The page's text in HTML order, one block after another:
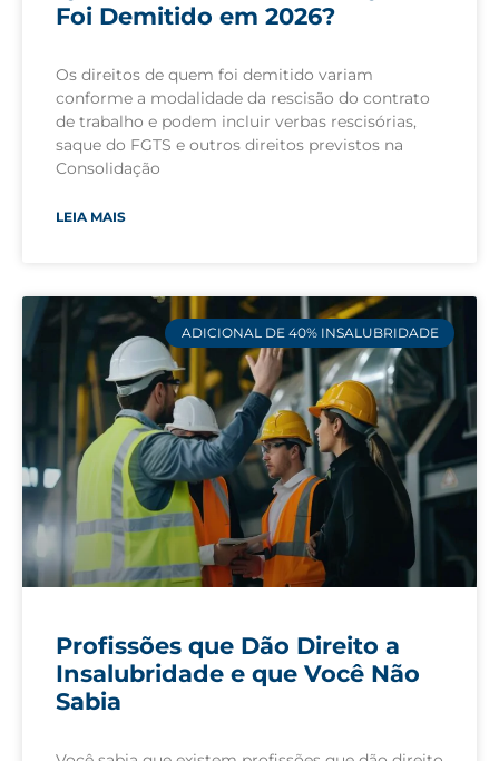
Foi Demitido em 2026?
Os direitos de quem foi demitido variam
conforme a modalidade da rescisão do contrato
de trabalho e podem incluir verbas rescisórias,
saque do FGTS e outros direitos previstos na
Consolidação
LEIA MAIS
ADICIONAL DE 40% INSALUBRIDADE
Profissões que Dão Direito a
Insalubridade e que Você Não
Sabia